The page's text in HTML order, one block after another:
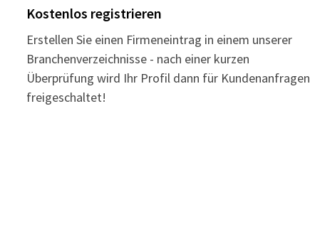
Kostenlos registrieren
Erstellen Sie einen Firmeneintrag in einem unserer
Branchenverzeichnisse - nach einer kurzen
Überprüfung wird Ihr Profil dann für Kundenanfragen
freigeschaltet!